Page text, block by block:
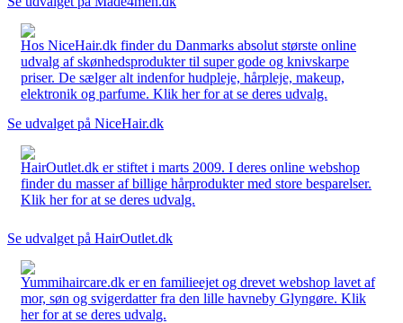
Hos NiceHair.dk finder du Danmarks absolut største online
udvalg af skønhedsprodukter til super gode og knivskarpe
priser. De sælger alt indenfor hudpleje, hårpleje, makeup,
elektronik og parfume. Klik her for at se deres udvalg.
Se udvalget på NiceHair.dk
HairOutlet.dk er stiftet i marts 2009. I deres online webshop
finder du masser af billige hårprodukter med store besparelser.
Klik her for at se deres udvalg.
Se udvalget på HairOutlet.dk
Yummihaircare.dk er en familieejet og drevet webshop lavet af
mor, søn og svigerdatter fra den lille havneby Glyngøre. Klik
her for at se deres udvalg.